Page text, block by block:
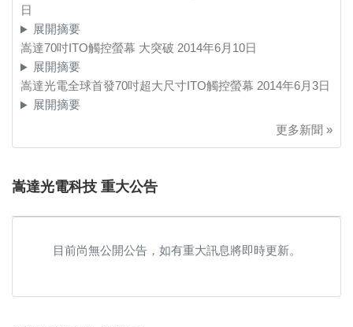
日
展開摘要
嵩達70吋ITO觸控螢幕 大突破 2014年6月10日
展開摘要
嵩達光電全球首發70吋超大尺寸ITO觸控螢幕 2014年6月3日
展開摘要
更多新聞 »
嵩達光電科技 重大公告
目前尚無公開公告，如有重大訊息將即時更新。